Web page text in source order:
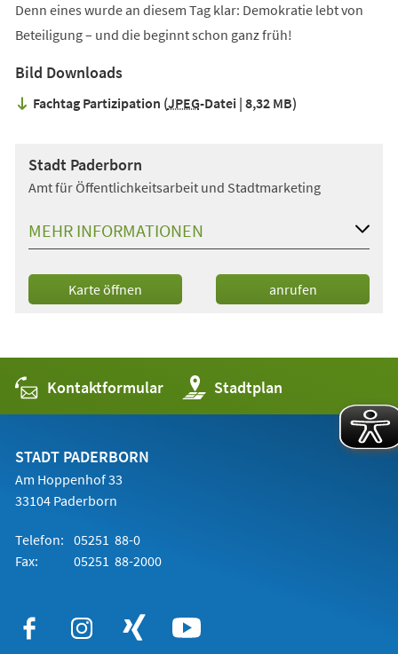
Denn eines wurde an diesem Tag klar: Demokratie lebt von
Beteiligung – und die beginnt schon ganz früh!
Bild Downloads
Fachtag Partizipation JPEG-Datei 8,32 MB
Stadt Paderborn
Amt für Öffentlichkeitsarbeit und Stadtmarketing
MEHR INFORMATIONEN
Karte öffnen
(Öffnet
in
anrufen
Kontaktformular Stadtplan
(Öffnet
in
einem
STADT PADERBORN
Am Hoppenhof 33
33104 Paderborn
Telefon: 05251 88-0
Fax:
05251 88-2000